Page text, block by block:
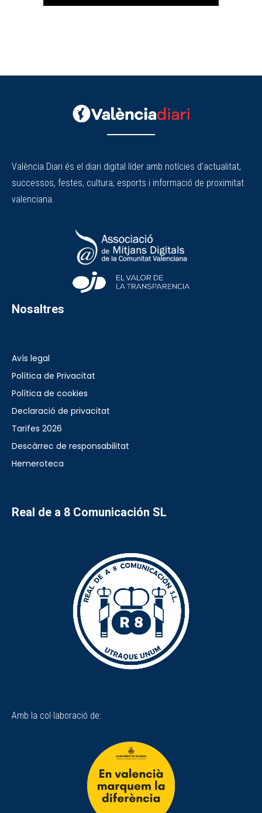
València Diari és el diari digital líder amb notícies d'actualitat,
successos, festes, cultura, esports i informació de proximitat
valenciana.
Nosaltres
Avís legal
Política de Privacitat
Política de cookies
Declaració de privacitat
Tarifes 2026
Descàrrec de responsabilitat
Hemeroteca
Real de a 8 Comunicación SL
Amb la col·laboració de: